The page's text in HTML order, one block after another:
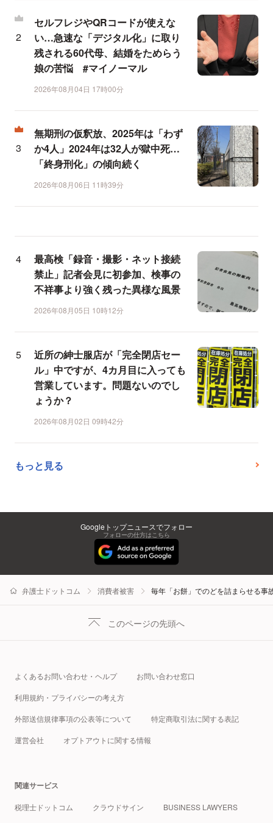
セルフレジやQRコードが使えな
い…急速な「デジタル化」に取り
残される60代母、結婚をためらう
娘の苦悩 #マイノーマル
2026年08月04日 17時00分
無期刑の仮釈放、2025年は「わず
か4人」2024年は32人が獄中死…
「終身刑化」の傾向続く
2026年08月06日 11時39分
最高検「録音・撮影・ネット接続
禁止」記者会見に初参加、検事の
不祥事より強く残った異様な風景
2026年08月05日 10時12分
近所の紳士服店が「完全閉店セー
ル」中ですが、4カ月目に入っても
営業しています。問題ないのでし
ょうか？
2026年08月02日 09時42分
もっと見る
Googleトップニュースでフォロー
フォローの仕方はこちら
弁護士ドットコム 消費者被害 毎年「お餅」でのどを詰まらせる事
このページの先頭へ
よくあるお問い合わせ・ヘルプ お問い合わせ窓口
利用規約・プライバシーの考え方
外部送信規律事項の公表等について 特定商取引法に関する表記
運営会社 オプトアウトに関する情報
関連サービス
税理士ドットコム クラウドサイン BUSINESS LAWYERS